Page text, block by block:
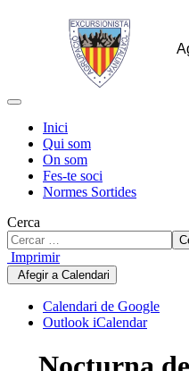
Inici
Qui som
On som
Fes-te soci
Normes Sortides
Cerca
Imprimir
Afegir a Calendari
Calendari de Google
Outlook iCalendar